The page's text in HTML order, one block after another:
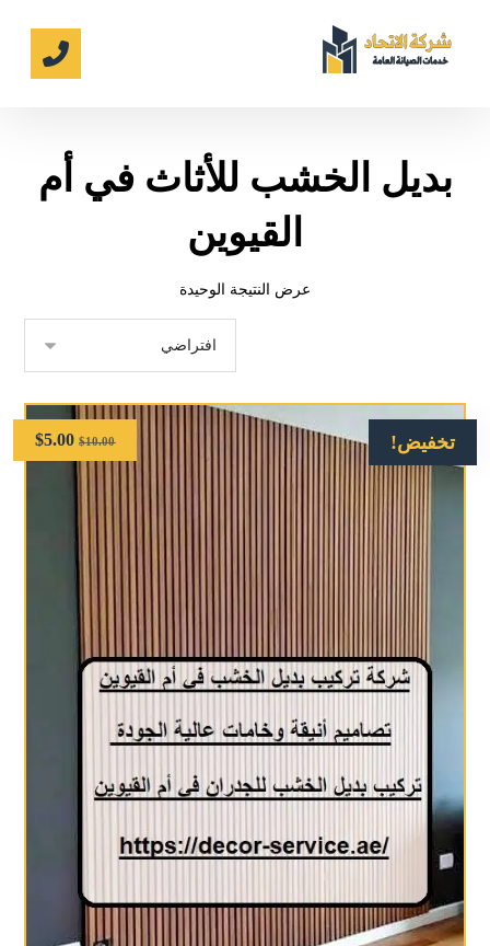
بديل الخشب للأثاث في أم
القيوين
عرض النتيجة الوحيدة
تخفيض! $10.00
$5.00